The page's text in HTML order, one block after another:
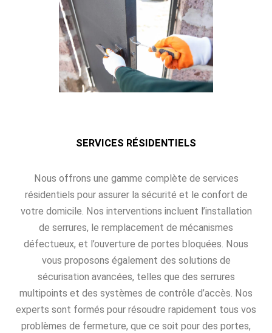
SERVICES RÉSIDENTIELS
Nous offrons une gamme complète de services
résidentiels pour assurer la sécurité et le confort de
votre domicile. Nos interventions incluent l’installation
de serrures, le remplacement de mécanismes
défectueux, et l’ouverture de portes bloquées. Nous
vous proposons également des solutions de
sécurisation avancées, telles que des serrures
multipoints et des systèmes de contrôle d’accès. Nos
experts sont formés pour résoudre rapidement tous vos
problèmes de fermeture, que ce soit pour des portes,